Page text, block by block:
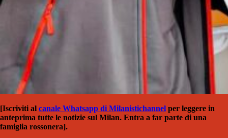
[Iscriviti al canale Whatsapp di Milanistichannel per leggere in
anteprima tutte le notizie sul Milan. Entra a far parte di una
famiglia rossonera].